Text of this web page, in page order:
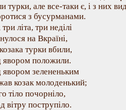
турки, але все-таки є, і з них
з бусурманами.
літа, три неділі
на Вкраїні,
турки вбили,
явором положили.
явором зелененьким
козак молоденький;
тіло почорніло,
вітру пострупіло.